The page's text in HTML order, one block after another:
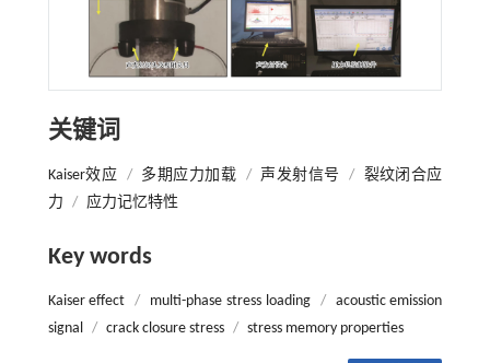
关键词
Kaiser效应 / 多期应力加载 / 声发射信号 / 裂纹闭合应
力 / 应力记忆特性
Key words
Kaiser effect / multi-phase stress loading /
acoustic emission
signal / crack closure stress / stress memory properties